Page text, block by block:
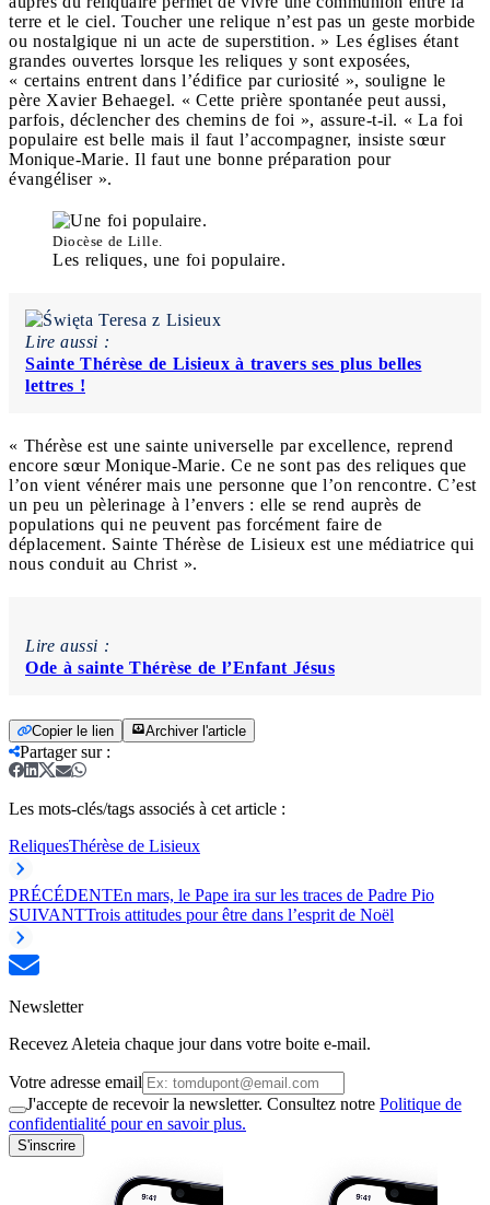
terre et le ciel. Toucher une relique n’est pas un geste morbide
ou nostalgique ni un acte de superstition. » Les églises étant
grandes ouvertes lorsque les reliques y sont exposées,
« certains entrent dans l’édifice par curiosité », souligne le
père Xavier Behaegel. « Cette prière spontanée peut aussi,
parfois, déclencher des chemins de foi », assure-t-il. « La foi
populaire est belle mais il faut l’accompagner, insiste sœur
Monique-Marie. Il faut une bonne préparation pour
évangéliser ».
Diocèse de Lille.
Les reliques, une foi populaire.
Lire aussi :
Sainte Thérèse de Lisieux à travers ses plus belles
lettres !
« Thérèse est une sainte universelle par excellence, reprend
encore sœur Monique-Marie. Ce ne sont pas des reliques que
l’on vient vénérer mais une personne que l’on rencontre. C’est
un peu un pèlerinage à l’envers : elle se rend auprès de
populations qui ne peuvent pas forcément faire de
déplacement. Sainte Thérèse de Lisieux est une médiatrice qui
nous conduit au Christ ».
Lire aussi :
Ode à sainte Thérèse de l’Enfant Jésus
Copier le lien Archiver l'article
Partager sur:
Les mots-clés/tags associés à cet article :
ReliquesThérèse de Lisieux
PRÉCÉDENTEn mars, le Pape ira sur les traces de Padre Pio
SUIVANTTrois attitudes pour être dans l’esprit de Noël
Newsletter
Recevez Aleteia chaque jour dans votre boite e-mail.
Votre adresse email
J'accepte de recevoir la newsletter. Consultez notre Politique de
confidentialité pour en savoir plus.
S'inscrire